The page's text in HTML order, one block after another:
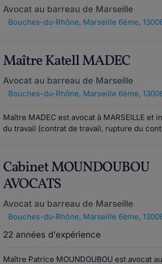
Avocat au barreau de Marseille
Bouches-du-Rhône, Marseille 6ème,
Maître Katell MADEC
Avocat au barreau de Marseille
Bouches-du-Rhône, Marseille 6ème,
Maître MADEC est avocat à MARSEILLE et
du travail (contrat de travail, rupture du
Cabinet MOUNDOUBOU
AVOCATS
Avocat au barreau de Marseille
Bouches-du-Rhône, Marseille 6ème,
22 années d'expérience
Maître Patrice MOUNDOUBOU est avocat